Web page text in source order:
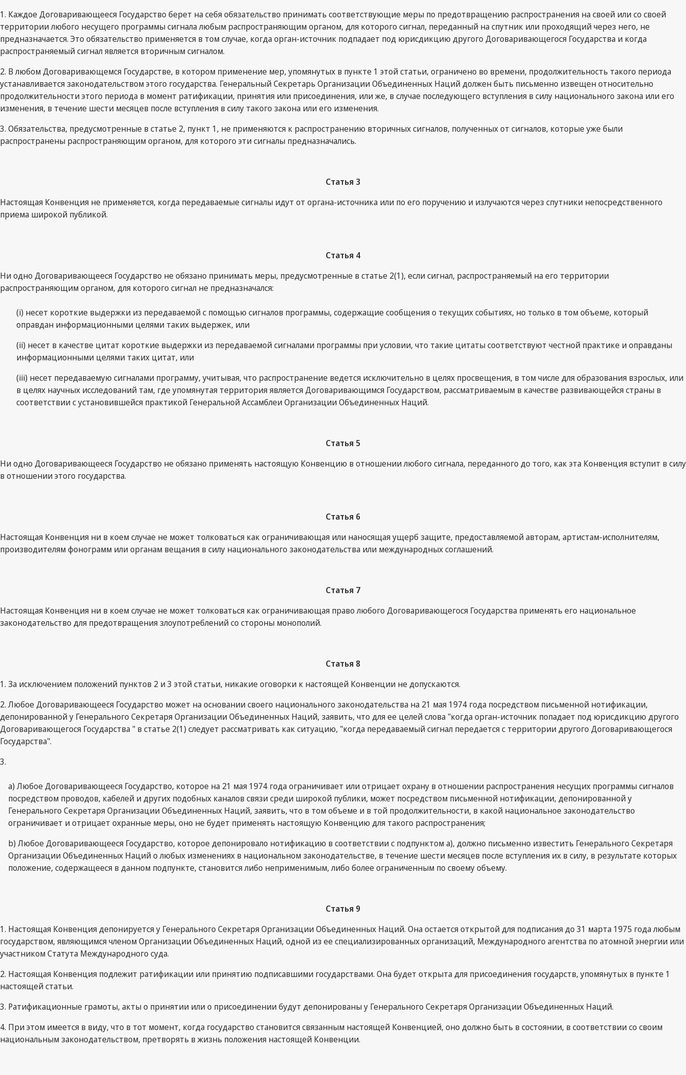
1. Каждое Договаривающееся Государство берет на себя обязательство принимать соответствующие меры по предотвращению распространения на своей или со своей
территории любого несущего программы сигнала любым распространяющим органом, для которого сигнал, переданный на спутник или проходящий через него, не
предназначается. Это обязательство применяется в том случае, когда орган-источник подпадает под юрисдикцию другого Договаривающегося Государства и когда
распространяемый сигнал является вторичным сигналом.
2. В любом Договаривающемся Государстве, в котором применение мер, упомянутых в пункте 1 этой статьи, ограничено во времени, продолжительность такого периода
устанавливается законодательством этого государства. Генеральный Секретарь Организации Объединенных Наций должен быть письменно извещен относительно
продолжительности этого периода в момент ратификации, принятия или присоединения, или же, в случае последующего вступления в силу национального закона или его
изменения, в течение шести месяцев после вступления в силу такого закона или его изменения.
3. Обязательства, предусмотренные в статье 2, пункт 1, не применяются к распространению вторичных сигналов, полученных от сигналов, которые уже были
распространены распространяющим органом, для которого эти сигналы предназначались.
Статья 3
Настоящая Конвенция не применяется, когда передаваемые сигналы идут от органа-источника или по его поручению и излучаются через спутники непосредственного
приема широкой публикой.
Статья 4
Ни одно Договаривающееся Государство не обязано принимать меры, предусмотренные в статье 2(1), если сигнал, распространяемый на его территории
распространяющим органом, для которого сигнал не предназначался:
(i) несет короткие выдержки из передаваемой с помощью сигналов программы, содержащие сообщения о текущих событиях, но только в том объеме, который
оправдан информационными целями таких выдержек, или
(ii) несет в качестве цитат короткие выдержки из передаваемой сигналами программы при условии, что такие цитаты соответствуют честной практике и оправданы
информационными целями таких цитат, или
(iii) несет передаваемую сигналами программу, учитывая, что распространение ведется исключительно в целях просвещения, в том числе для образования взрослых, или
в целях научных исследований там, где упомянутая территория является Договаривающимся Государством, рассматриваемым в качестве развивающейся страны в
соответствии с установившейся практикой Генеральной Ассамблеи Организации Объединенных Наций.
Статья 5
Ни одно Договаривающееся Государство не обязано применять настоящую Конвенцию в отношении любого сигнала, переданного до того, как эта Конвенция вступит в силу
в отношении этого государства.
Статья 6
Настоящая Конвенция ни в коем случае не может толковаться как ограничивающая или наносящая ущерб защите, предоставляемой авторам, артистам-исполнителям,
производителям фонограмм или органам вещания в силу национального законодательства или международных соглашений.
Статья 7
Настоящая Конвенция ни в коем случае не может толковаться как ограничивающая право любого Договаривающегося Государства применять его национальное
законодательство для предотвращения злоупотреблений со стороны монополий.
Статья 8
1. За исключением положений пунктов 2 и 3 этой статьи, никакие оговорки к настоящей Конвенции не допускаются.
2. Любое Договаривающееся Государство может на основании своего национального законодательства на 21 мая 1974 года посредством письменной нотификации,
депонированной у Генерального Секретаря Организации Объединенных Наций, заявить, что для ее целей слова "когда орган-источник попадает под юрисдикцию другого
Договаривающегося Государства " в статье 2(1) следует рассматривать как ситуацию, "когда передаваемый сигнал передается с территории другого Договаривающегося
Государства".
3.
а) Любое Договаривающееся Государство, которое на 21 мая 1974 года ограничивает или отрицает охрану в отношении распространения несущих программы сигналов
посредством проводов, кабелей и других подобных каналов связи среди широкой публики, может посредством письменной нотификации, депонированной у
Генерального Секретаря Организации Объединенных Наций, заявить, что в том объеме и в той продолжительности, в какой национальное законодательство
ограничивает и отрицает охранные меры, оно не будет применять настоящую Конвенцию для такого распространения;
b) Любое Договаривающееся Государство, которое депонировало нотификацию в соответствии с подпунктом a), должно письменно известить Генерального Секретаря
Организации Объединенных Наций о любых изменениях в национальном законодательстве, в течение шести месяцев после вступления их в силу, в результате которых
положение, содержащееся в данном подпункте, становится либо неприменимым, либо более ограниченным по своему объему.
Статья 9
1. Настоящая Конвенция депонируется у Генерального Секретаря Организации Объединенных Наций. Она остается открытой для подписания до 31 марта 1975 года любым
государством, являющимся членом Организации Объединенных Наций, одной из ее специализированных организаций, Международного агентства по атомной энергии или
участником Статута Международного суда.
2. Настоящая Конвенция подлежит ратификации или принятию подписавшими государствами. Она будет открыта для присоединения государств, упомянутых в пункте 1
настоящей статьи.
3. Ратификационные грамоты, акты о принятии или о присоединении будут депонированы у Генерального Секретаря Организации Объединенных Наций.
4. При этом имеется в виду, что в тот момент, когда государство становится связанным настоящей Конвенцией, оно должно быть в состоянии, в соответствии со своим
национальным законодательством, претворять в жизнь положения настоящей Конвенции.